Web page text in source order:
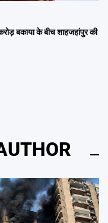
बकाया के बीच शाहजहांपुर की